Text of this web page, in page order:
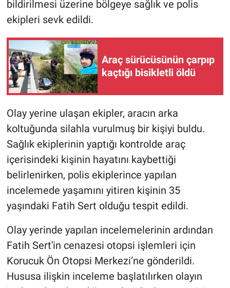
bildirilmesi üzerine bölgeye sağlık ve polis
ekipleri sevk edildi.
Araç sürücüsünün çarpıp
kaçtığı bisikletli öldü
Olay yerine ulaşan ekipler, aracın arka
koltuğunda silahla vurulmuş bir kişiyi buldu.
Sağlık ekiplerinin yaptığı kontrolde araç
içerisindeki kişinin hayatını kaybettiği
belirlenirken, polis ekiplerince yapılan
incelemede yaşamını yitiren kişinin 35
yaşındaki Fatih Sert olduğu tespit edildi.
Olay yerinde yapılan incelemelerinin ardından
Fatih Sert'in cenazesi otopsi işlemleri için
Korucuk Ön Otopsi Merkezi’ne gönderildi.
Hususa ilişkin inceleme başlatılırken olayın